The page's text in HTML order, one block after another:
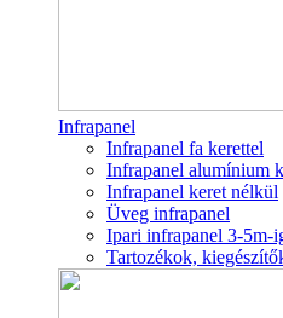
Infrapanel
Infrapanel fa kerettel
Infrapanel alumínium
Infrapanel keret nélkül
Üveg infrapanel
Ipari infrapanel 3-5m-
Tartozékok,